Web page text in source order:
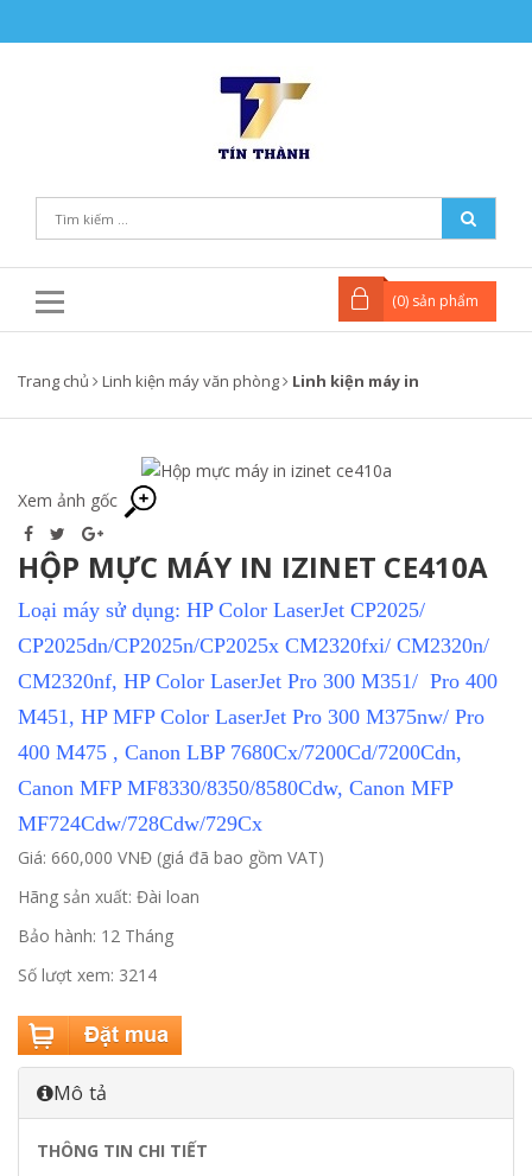
(0) sản phẩm
Trang chủ Linh kiện máy văn phòng Linh kiện máy in
Xem ảnh gốc
HỘP MỰC MÁY IN IZINET CE410A
Loại máy sử dụng: HP Color LaserJet CP2025/
CP2025dn/CP2025n/CP2025x CM2320fxi/ CM2320n/
CM2320nf, HP Color LaserJet Pro 300 M351/ Pro 400
M451, HP MFP Color LaserJet Pro 300 M375nw/ Pro
400 M475 , Canon LBP 7680Cx/7200Cd/7200Cdn,
Canon MFP MF8330/8350/8580Cdw, Canon MFP
MF724Cdw/728Cdw/729Cx
Giá: 660,000 VNĐ (giá đã bao gồm VAT)
Hãng sản xuất: Đài loan
Bảo hành: 12 Tháng
Số lượt xem: 3214
Mô tả
THÔNG TIN CHI TIẾT